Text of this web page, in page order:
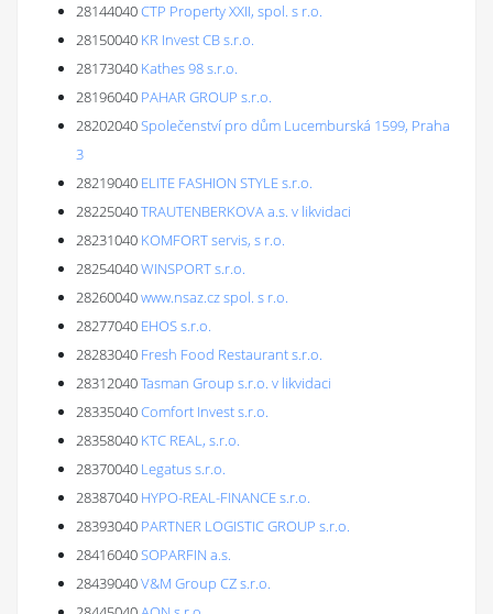
28144040CTP Property XXII, spol. s r.o.
28150040 KR Invest CB s.r.o.
28173040 Kathes 98 s.r.o.
28196040 PAHAR GROUP s.r.o.
28202040Společenství pro dům Lucemburská 1599, Praha
3
28219040 ELITE FASHION STYLE s.r.o.
28225040TRAUTENBERKOVA a.s. v likvidaci
28231040 KOMFORT servis, s r.o.
28254040WINSPORT s.r.o.
28260040www.nsaz.cz spol. s r.o.
28277040 EHOS s.r.o.
28283040 Fresh Food Restaurant s.r.o.
28312040Tasman Group s.r.o. v likvidaci
28335040Comfort Invest s.r.o.
28358040 KTC REAL, s.r.o.
28370040 Legatus s.r.o.
28387040 HYPO-REAL-FINANCE s.r.o.
28393040 PARTNER LOGISTIC GROUP s.r.o.
28416040SOPARFIN a.s.
28439040V&M Group CZ s.r.o.